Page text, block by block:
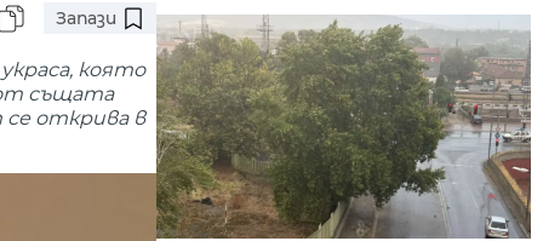
Запази
която
същата
се открива в